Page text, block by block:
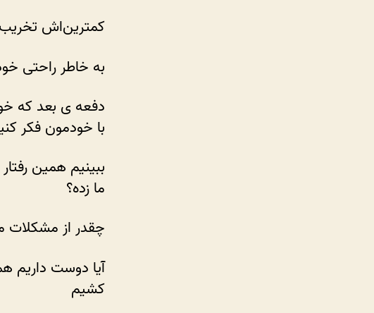
کمترین‌اش
به خاطر راحتی
دفعه ی بعد که
با خودمون فکر
ببینیم همین
ما زده؟
چقدر از مشکلات
آیا دوست داریم
کشیم